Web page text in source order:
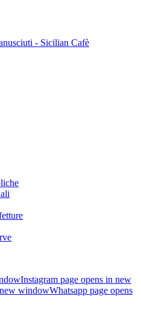
Instagram page opens in new
windowWhatsapp page opens